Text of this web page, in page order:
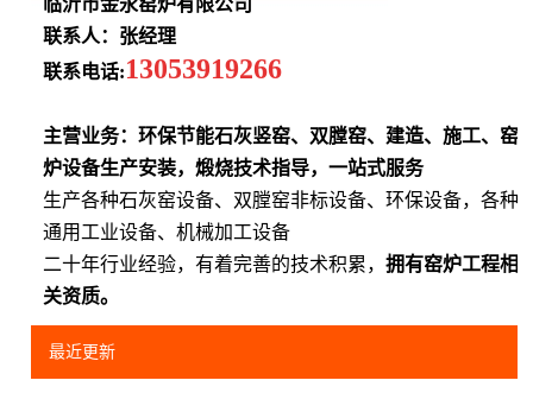
临沂市金永窑炉有限公司
联系人：张经理
联系电话:13053919266
主营业务：环保节能石灰竖窑、双膛窑、建造、施工、窑
炉设备生产安装，煅烧技术指导，一站式服务
生产各种石灰窑设备、双膛窑非标设备、环保设备，各种
通用工业设备、机械加工设备
二十年行业经验，有着完善的技术积累，拥有窑炉工程相
关资质。
最近更新